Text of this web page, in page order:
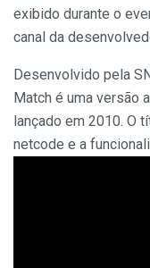
exibido durante o
canal da
Desenvolvido pela
Match é uma versão
lançado em 2010. O
netcode e a